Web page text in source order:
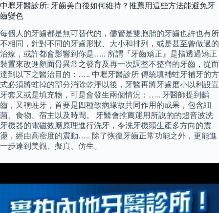
中壢牙醫診所: 牙齒美白後如何維持？推薦用這些方法能避免牙
齒變色
每個人的牙齒都是無可替代的，儘管是雙胞胎的牙齒也許也有所
不相同，針對不同的牙齒形狀、大小和排列，或是甚至曾做過的
治療，或許都會影響到你是….. 所謂『牙齒矯正』是指透過矯正
裝置來改進顏面骨異常之發育及再一次調整不整齊的牙齒，從而
達到以下之醫治目的：….. 中壢牙醫診所 傳統填補蛀牙補牙的方
式必須將蛀掉的部分消除乾淨以後，牙醫再將牙齒磨小以利設置
牙套又或是填充物，可是會發生兩個情況：….. 牙醫師提到齲
齒，又稱蛀牙，首要是四種致病緣故共同作用的成果，包含細
菌、食物、宿主以及時間。 牙醫會推薦運用所說的的超音波洗
牙機器的電磁效應原理進行洗牙，令洗牙機頭生產多方向的震
盪，經由高密度的震動….. 除了恢復牙齒正常功能之外，更能進
一步達到美觀、擬真、仿生。